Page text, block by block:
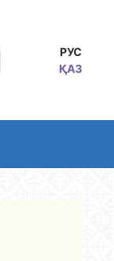
РУС
ҚАЗ